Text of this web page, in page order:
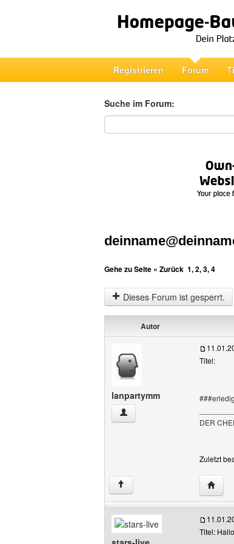
Registrieren Forum
Suche im Forum:
Suche im Forum
Gehe zu Seite « Zurück 1,2,3,4
Dieses Forum ist gesperrt.
Autor
lanpartymm
lanpartymm Benutzer-Profile
Titel:
DER
Zuletzt
↑
Titel: Hallo